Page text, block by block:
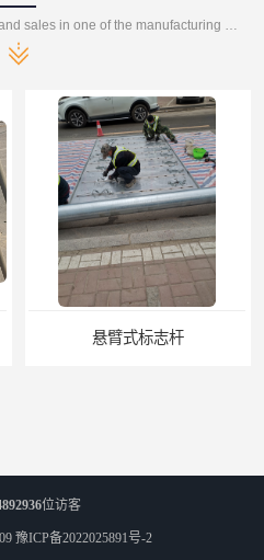
F型悬臂式交通标志杆
位访客
豫ICP备2022025891号-2